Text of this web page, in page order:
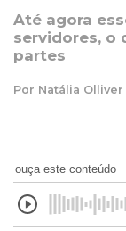
Até agora
servidores, o
partes
Por Natália Olliver
ouça este conteúdo